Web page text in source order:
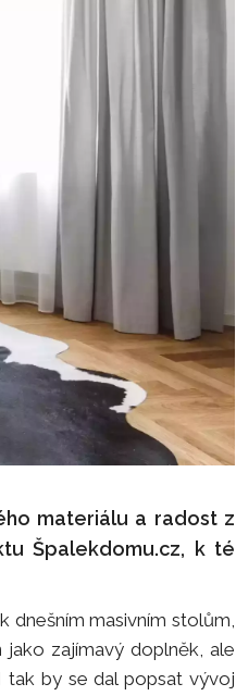
materiálu a radost z
Špalekdomu.cz, k té
dnešním masivním stolům,
zajímavý doplněk, ale
tak by se dal popsat vývoj